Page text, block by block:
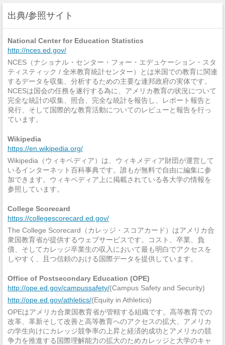
出典/参照サイト
National Center for Education Statistics
http://nces.ed.gov/
NCES（ナショナル・センター・フォー・エデュケーション・スタ
ティスティック / 全米教育統計センター）とは米国での教育に関連
するデータを収集、分析するための主要な連邦政府の実体です。
NCESは国会の任務を遂行する為に、アメリカ教育の状況について
完全な統計の収集、照合、完全な統計を報告し、レポート報告と
発行、そして国際的な教育活動についてのレビューと報告を行っ
ています。
Wikipedia
https://en.wikipedia.org/
Wikipedia（ウィキペディア）は、ウィキメディア財団が運営して
いるインターネット百科事典です。誰もが無料で自由に編集に参
加できます。ウィキペディア上に掲載されている各大学の情報を
参照しています。
College Scorecard
https://collegescorecard.ed.gov/
The College Scorecard（カレッジ・スコアカード）はアメリカ合
衆国教育省が提供するウェブサービスです。コスト、卒業、負
債、そしてカレッジ卒業生の収入において最も明白でアクセスを
しやすく、且つ信頼のおける国際データを提供しています。
Office of Postsecondary Education (OPE)
http://ope.ed.gov/campussafety/(Campus Safety and Security)
http://ope.ed.gov/athletics/(Equity in Athletics)
OPEはアメリカ合衆国教育省が管轄する組織です。高等教育での
改革、革新そして改善と高等教育へのアクセスの拡大、アメリカ
の学生向けにカレッジ競争率の上昇と経済的成功とアメリカの競
争力を推進する国際理解能力の拡大のためカレッジと大学のキャ